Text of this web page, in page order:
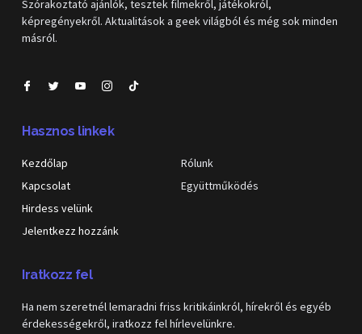
Szórakoztató ajánlók, tesztek filmekről, játékokról,
képregényekről. Aktualitások a geek világból és még sok minden
másról.
Hasznos linkek
Kezdőlap
Kapcsolat
Hirdess velünk
Jelentkezz hozzánk
Rólunk
Együttműködés
Iratkozz fel
Ha nem szeretnél lemaradni friss kritikáinkról, hírekről és egyéb
érdekességekről, iratkozz fel hírlevelünkre.